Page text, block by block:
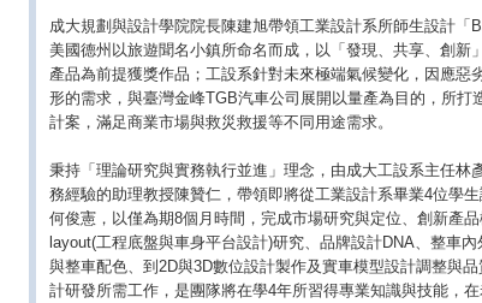
成大規劃與設計學院院長陳建旭帶領工業設計系所師生設計「
美國德州以旅遊聞名小鎮所命名而成，以「發現、共享、創新
產品為前提獲獎作品；工設系針對未來極端氣候變化，因應惡
形的需求，與臺灣金峰TGB汽車公司展開以量產為目的，所打
計案，滿足商業市場與救災救援等不同用途需求。
秉持「理論研究與實務執行並進」理念，由成大工設系主任林
務經驗的助理教授陳贊仁，帶領即將從工業設計系畢業4位學生
何俊憲，以僅為期8個月時間，完成市場研究與定位、創新產
layout(工程底盤與車身平台設計)研究、品牌設計DNA、整車
與整車配色、到2D與3D數位設計製作及實車模型設計調整與
計研發所需工作，是團隊將在學4年所習得專業知識與技能，